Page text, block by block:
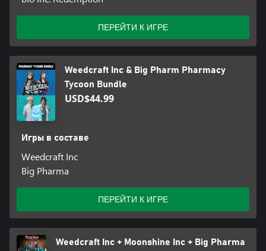
ПЕРЕЙТИ К ИГРЕ
Weedcraft Inc & Big Pharm Pharmacy
Tycoon Bundle
USD$44.99
Игры в составе
Weedcraft Inc
Big Pharma
ПЕРЕЙТИ К ИГРЕ
Weedcraft Inc + Moonshine Inc + Big Pharma